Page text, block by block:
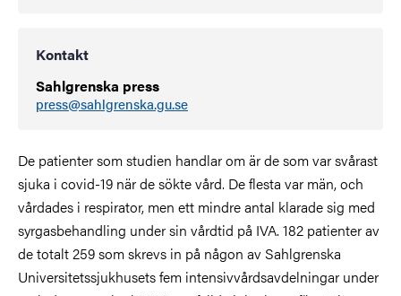
Kontakt
Sahlgrenska press
press@sahlgrenska.gu.se
De patienter som studien handlar om är de som var svårast
sjuka i covid-19 när de sökte vård. De flesta var män, och
vårdades i respirator, men ett mindre antal klarade sig med
syrgasbehandling under sin vårdtid på IVA. 182 patienter av
de totalt259 som skrevs in på någon av Sahlgrenska
Universitetssjukhusets fem intensivvårdsavdelningar under